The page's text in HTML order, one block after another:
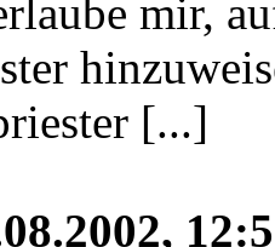
mir,
[...]